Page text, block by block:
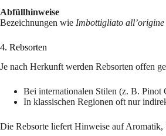
Abfüllhinweise
Bezeichnungen wie Imbottigliato all’origine
4. Rebsorten
Je nach Herkunft werden Rebsorten offen
Bei internationalen Stilen (z. B. Pinot
In klassischen Regionen oft nur
Die Rebsorte liefert Hinweise auf